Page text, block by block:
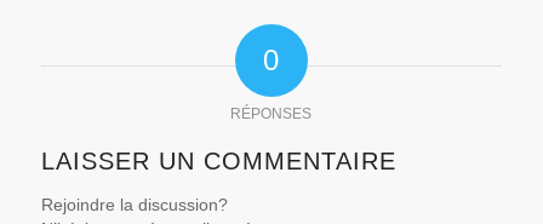
0
RÉPONSES
LAISSER UN COMMENTAIRE
Rejoindre la discussion?